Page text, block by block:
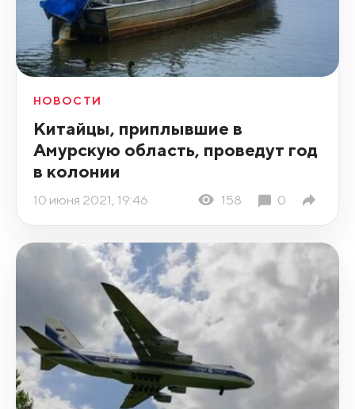
НОВОСТИ
Китайцы, приплывшие в
Амурскую область, проведут год
в колонии
10 июня 2021, 19:46 158 0